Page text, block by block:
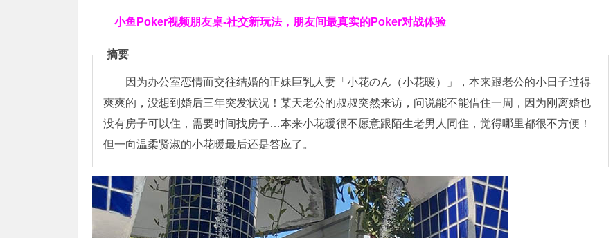
小鱼Poker视频朋友桌-社交新玩法，朋友间最真实的Poker对战体验
摘要
因为办公室恋情而交往结婚的正妹巨乳人妻「小花のん（小花暖）」，本来跟老公的小日子过得
爽爽的，没想到婚后三年突发状况！某天老公的叔叔突然来访，问说能不能借住一周，因为刚离婚也
没有房子可以住，需要时间找房子…本来小花暖很不愿意跟陌生老男人同住，觉得哪里都很不方便！
但一向温柔贤淑的小花暖最后还是答应了。